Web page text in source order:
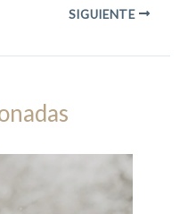
SIGUIENTE